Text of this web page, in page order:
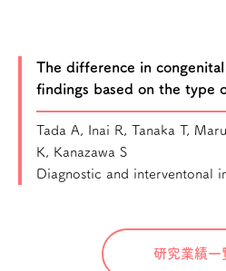
The difference in
findings based on the type
Tada A, Inai R, Tanaka T,
K, Kanazawa S
Diagnostic and interventonal
研究業績一